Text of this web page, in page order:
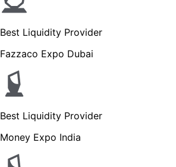
Best Liquidity Provider
Fazzaco Expo Dubai
Best Liquidity Provider
Money Expo India